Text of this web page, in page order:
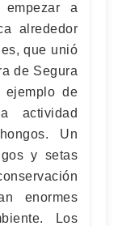
a
alrededor
que unió
de Segura
de
actividad
Un
y setas
enormes
Los